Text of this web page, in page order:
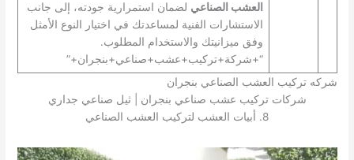
العشب الصناعي لضمان استمرارية جودته، إلى جانب
الاستشارات الفنية لمساعدتك في اختيار النوع الأمثل
وفق ميزانيتك والاستخدام المطلوب.
“+شركة+تركيب+عشب+صناعي+بنجران+”
شركه تركيب العشب الصناعي بنجران
شركات تركيب عشب صناعي بنجران | ثيل صناعي جداري
8. أبيات العشب لتركيب العشب الصناعي